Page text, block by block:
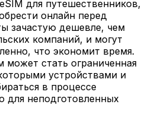
для путешественников,
онлайн перед
зачастую дешевле, чем
компаний, и могут
что экономит время.
может стать ограниченная
устройствами и
в процессе
для неподготовленных